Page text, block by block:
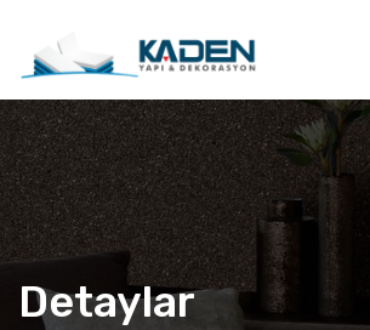
Detaylar